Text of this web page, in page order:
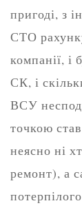
пригоді, з
СТО
компанії, і
СК, і
ВСУ
точкою
неясно ні
ремонт), а